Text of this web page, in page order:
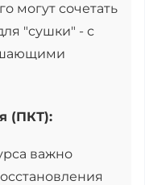
могут сочетать
"сушки" - с
(ПКТ):
важно